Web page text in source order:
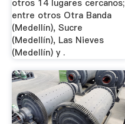
otros 14 lugares cercanos;
entre otros Otra Banda
(Medellín), Sucre
(Medellín), Las Nieves
(Medellín) y .